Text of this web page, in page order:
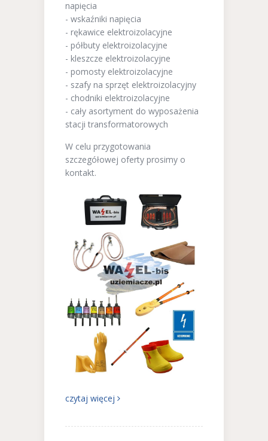
napięcia
- wskaźniki napięcia
- rękawice elektroizolacyjne
- półbuty elektroizolacyjne
- kleszcze elektroizolacyjne
- pomosty elektroizolacyjne
- szafy na sprzęt elektroizolacyjny
- chodniki elektroizolacyjne
- cały asortyment do wyposażenia
stacji transformatorowych
W celu przygotowania
szczegółowej oferty prosimy o
kontakt.
czytaj więcej